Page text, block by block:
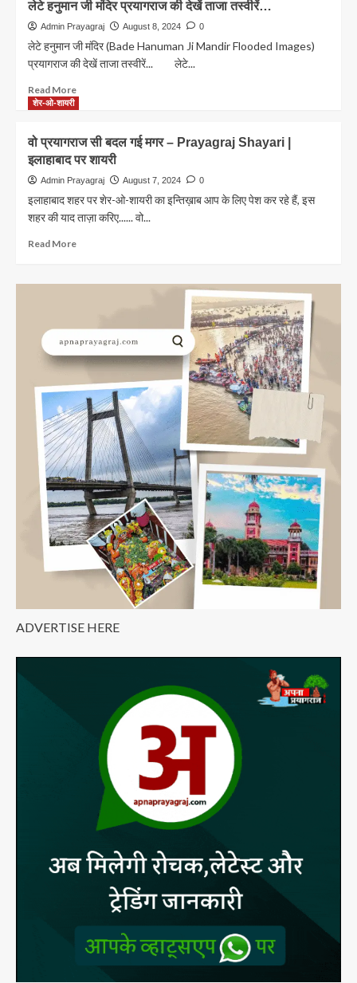
के
धनंजय
चोपड़ा
के
इस
शख्सियत
को
‘राजभाषा
गौरव’
जाएगा
लेटे हनुमान जी मंदिर प्रयागराज की देखें ताजा तस्वीरें…
Admin Prayagraj August 8, 2024 0
लेटे हनुमान जी मंदिर (Bade Hanuman Ji Mandir Flooded Images)
प्रयागराज की देखें ताजा तस्वीरें... लेटे...
Read MoreRead
हनुमान
जी
मंदिर
प्रयागराज
की
देखें
शेर-ओ-शायरी
वो प्रयागराज सी बदल गई मगर – Prayagraj Shayari |
इलाहाबाद पर शायरी
Admin Prayagraj August 7, 2024 0
इलाहाबाद शहर पर शेर-ओ-शायरी का इन्तिख़ाब आप के लिए पेश कर रहे हैं, इस
शहर की याद ताज़ा करिए...... वो...
Read MoreRead
वो
बदल
गई
मगर
Prayagraj
Shayari
|
इलाहाबाद
पर
शायरी
ADVERTISE HERE